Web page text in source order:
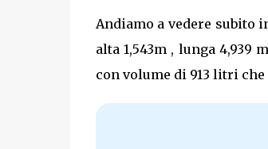
Andiamo a vedere
alta 1,543m , lunga 4,939
con volume di 913 litri